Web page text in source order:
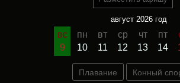
август 2026 год
вс
9
пн
10
вт
11
ср
12
чт
13
пт
14
Плавание Конный